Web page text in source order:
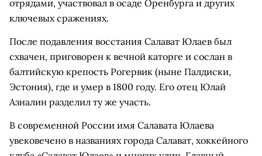
отрядами, участвовал в осаде Оренбурга и других
ключевых сражениях.
После подавления восстания Салават Юлаев был
схвачен, приговорен к вечной каторге и сослан в
балтийскую крепость Рогервик (ныне Палдиски,
Эстония), где и умер в 1800 году. Его отец Юлай
Азналин разделил ту же участь.
В современной России имя Салавата Юлаева
увековечено в названиях города Салават, хоккейного